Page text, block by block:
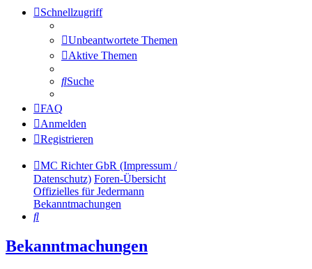
Schnellzugriff
Unbeantwortete Themen
Aktive Themen
Suche
FAQ
Anmelden
Registrieren
MC Richter GbR (Impressum /
Datenschutz) Foren-Übersicht
Offizielles für Jedermann
Bekanntmachungen
Suche
Bekanntmachungen